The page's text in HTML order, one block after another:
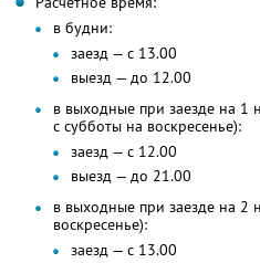
в будни:
заезд — с 13.00
выезд — до 12.00
в выходные при заезде на 1
с субботы на воскресенье):
заезд — с 12.00
выезд — до 21.00
в выходные при заезде на 2
воскресенье):
заезд — с 13.00